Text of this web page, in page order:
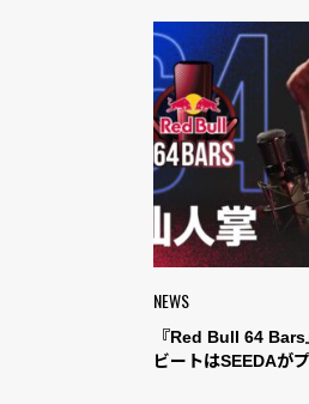
NEWS
『Red Bull 64
ビートはSEEDAが